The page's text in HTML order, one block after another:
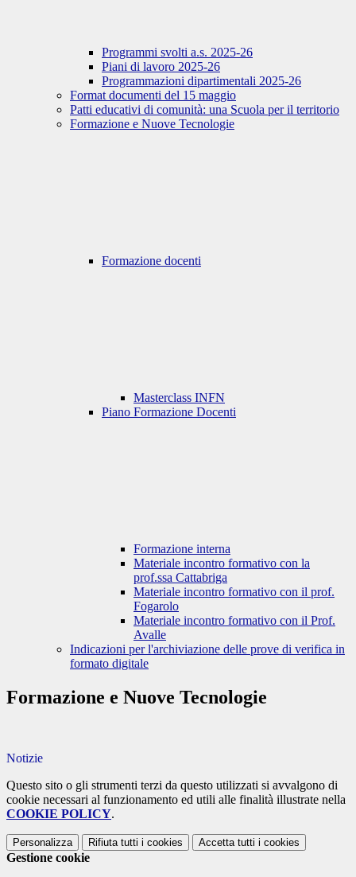
Programmi svolti a.s. 2025-26
Piani di lavoro 2025-26
Programmazioni dipartimentali 2025-26
Format documenti del 15 maggio
Patti educativi di comunità: una Scuola per il territorio
Formazione e Nuove Tecnologie
Formazione docenti
Masterclass INFN
Piano Formazione Docenti
Formazione interna
Materiale incontro formativo con la
prof.ssa Cattabriga
Materiale incontro formativo con il prof.
Fogarolo
Materiale incontro formativo con il Prof.
Avalle
Indicazioni per l'archiviazione delle prove di verifica in
formato digitale
Formazione e Nuove Tecnologie
Notizie
Questo sito o gli strumenti terzi da questo utilizzati si avvalgono di
cookie necessari al funzionamento ed utili alle finalità illustrate nella
COOKIE POLICY.
Personalizza Rifiuta tutti i cookies Accetta tutti i cookies
Gestione cookie